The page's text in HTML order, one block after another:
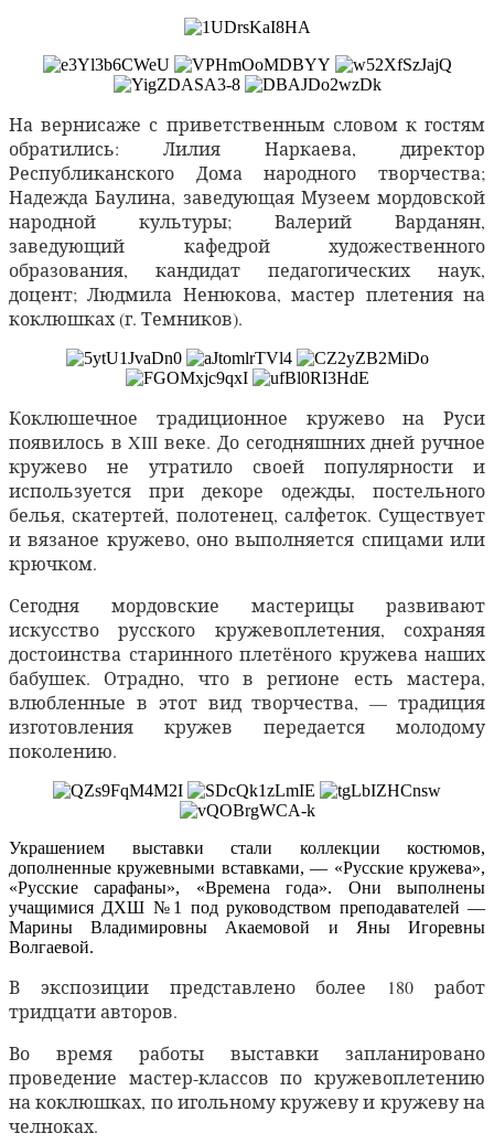
На вернисаже с приветственным словом к гостям
обратились: Лилия Наркаева, директор
Республиканского Дома народного творчества;
Надежда Баулина, заведующая Музеем мордовской
народной культуры; Валерий Варданян,
заведующий кафедрой художественного
образования, кандидат педагогических наук,
доцент; Людмила Ненюкова, мастер плетения на
коклюшках (г. Темников).
Коклюшечное традиционное кружево на Руси
появилось в XIII веке. До сегодняшних дней ручное
кружево не утратило своей популярности и
используется при декоре одежды, постельного
белья, скатертей, полотенец, салфеток. Существует
и вязаное кружево, оно выполняется спицами или
крючком.
Сегодня мордовские мастерицы развивают
искусство русского кружевоплетения, сохраняя
достоинства старинного плетёного кружева наших
бабушек. Отрадно, что в регионе есть мастера,
влюбленные в этот вид творчества, — традиция
изготовления кружев передается молодому
поколению.
Украшением выставки стали коллекции костюмов,
дополненные кружевными вставками, — «Русские кружева»,
«Русские сарафаны», «Времена года». Они выполнены
учащимися ДХШ №1 под руководством преподавателей —
Марины Владимировны Акаемовой и Яны Игоревны
Волгаевой.
В экспозиции представлено более 180 работ
тридцати авторов.
Во время работы выставки запланировано
проведение мастер-классов по кружевоплетению
на коклюшках, по игольному кружеву и кружеву на
челноках.